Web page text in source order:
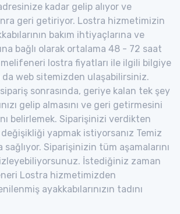
adresinize kadar gelip alıyor ve
geri getiriyor. Lostra hizmetimizin
bakım ihtiyaçlarına ve
bağlı olarak ortalama 48 - 72 saat
lostra fiyatları ile ilgili bilgiye
da web sitemizden ulaşabilirsiniz.
sonrasında, geriye kalan tek şey
gelip almasını ve geri getirmesini
belirlemek. Siparişinizi verdikten
yapmak istiyorsanız Temiz
sağlıyor. Siparişinizin tüm aşamalarını
İstediğiniz zaman
Lostra hizmetimizden
ayakkabılarınızın tadını